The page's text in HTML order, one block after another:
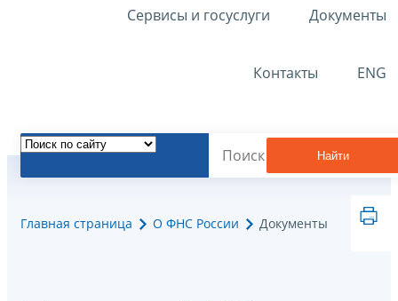
Сервисы и госуслуги Документы
Контакты ENG
Найти
Главная страница О ФНС России Документы